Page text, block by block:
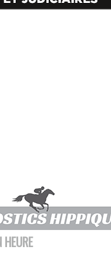
HEURE